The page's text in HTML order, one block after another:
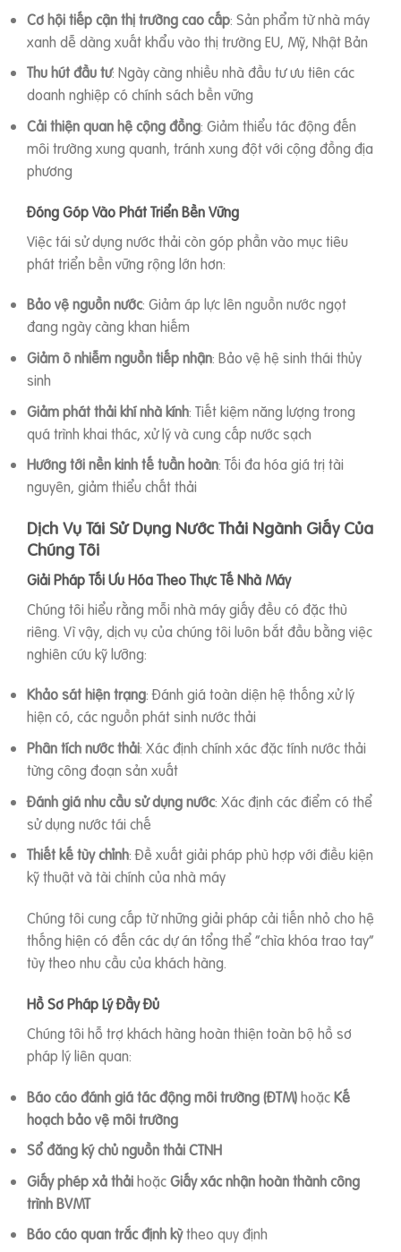
Cơ hội tiếp cận thị trường cao cấp: Sản phẩm từ nhà máy
xanh dễ dàng xuất khẩu vào thị trường EU, Mỹ, Nhật Bản
Thu hút đầu tư: Ngày càng nhiều nhà đầu tư ưu tiên các
doanh nghiệp có chính sách bền vững
Cải thiện quan hệ cộng đồng: Giảm thiểu tác động đến
môi trường xung quanh, tránh xung đột với cộng đồng địa
phương
Đóng Góp Vào Phát Triển Bền Vững
Việc tái sử dụng nước thải còn góp phần vào mục tiêu
phát triển bền vững rộng lớn hơn:
Bảo vệ nguồn nước: Giảm áp lực lên nguồn nước ngọt
đang ngày càng khan hiếm
Giảm ô nhiễm nguồn tiếp nhận: Bảo vệ hệ sinh thái thủy
sinh
Giảm phát thải khí nhà kính: Tiết kiệm năng lượng trong
quá trình khai thác, xử lý và cung cấp nước sạch
Hướng tới nền kinh tế tuần hoàn: Tối đa hóa giá trị tài
nguyên, giảm thiểu chất thải
Dịch Vụ Tái Sử Dụng Nước Thải Ngành Giấy Của
Chúng Tôi
Giải Pháp Tối Ưu Hóa Theo Thực Tế Nhà Máy
Chúng tôi hiểu rằng mỗi nhà máy giấy đều có đặc thù
riêng. Vì vậy, dịch vụ của chúng tôi luôn bắt đầu bằng việc
nghiên cứu kỹ lưỡng:
Khảo sát hiện trạng: Đánh giá toàn diện hệ thống xử lý
hiện có, các nguồn phát sinh nước thải
Phân tích nước thải: Xác định chính xác đặc tính nước thải
từng công đoạn sản xuất
Đánh giá nhu cầu sử dụng nước: Xác định các điểm có thể
sử dụng nước tái chế
Thiết kế tùy chỉnh: Đề xuất giải pháp phù hợp với điều kiện
kỹ thuật và tài chính của nhà máy
Chúng tôi cung cấp từ những giải pháp cải tiến nhỏ cho hệ
thống hiện có đến các dự án tổng thể “chìa khóa trao tay”
tùy theo nhu cầu của khách hàng.
Hồ Sơ Pháp Lý Đầy Đủ
Chúng tôi hỗ trợ khách hàng hoàn thiện toàn bộ hồ sơ
pháp lý liên quan:
Báo cáo đánh giá tác động môi trường (ĐTM)hoặcKế
hoạch bảo vệ môi trường
Sổ đăng ký chủ nguồn thải CTNH
Giấy phép xả thảihoặcGiấy xác nhận hoàn thành công
trình BVMT
Báo cáo quan trắc định kỳtheo quy định